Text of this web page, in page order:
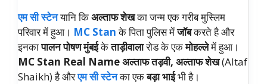
एम सी स्टेनयानि किअल्ताफ शेखका जन्म एक गरीब मुस्लिम
परिवार में हुआ। MC Stanके पिता पुलिस मेंजॉबकरते है और
इनकापालन पोषण मुंबईकेताड़ीवालारोड के एकमोहल्लेमें हुआ।
MC Stan Real Nameअल्ताफ तड़वी, अल्ताफ शेख(Altaf
Shaikh) है औरएम सी स्टेनका एकबड़ा भाईभी है।